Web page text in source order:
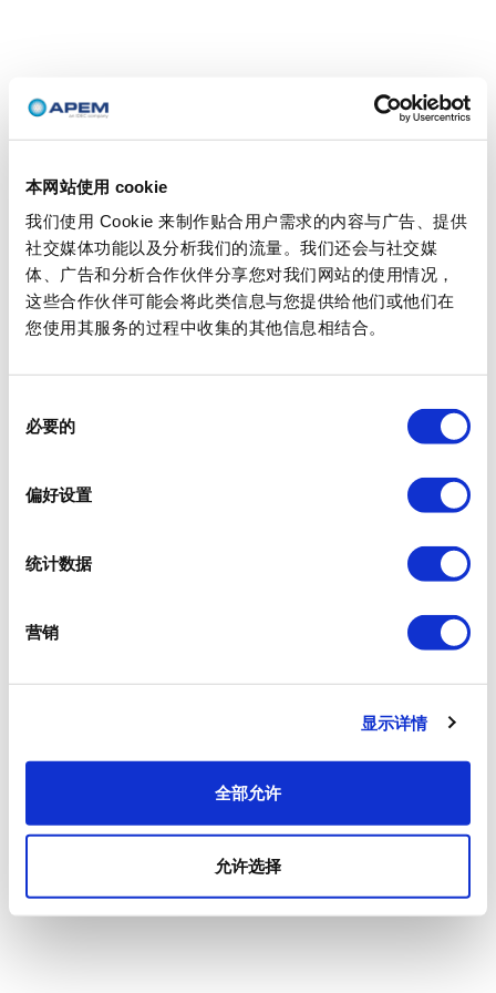
本网站使用 cookie
我们使用 Cookie 来制作贴合用户需求的内容与广告、提供
社交媒体功能以及分析我们的流量。我们还会与社交媒
体、广告和分析合作伙伴分享您对我们网站的使用情况，
这些合作伙伴可能会将此类信息与您提供给他们或他们在
您使用其服务的过程中收集的其他信息相结合。
必要的
偏好设置
统计数据
营销
显示详情
全部允许
允许选择